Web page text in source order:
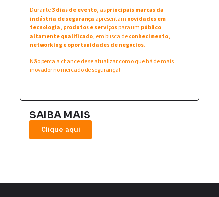
Durante3 dias de evento, asprincipais marcas da
indústria de segurança apresentam novidades em
tecnologia, produtos e serviçospara um público
altamente qualificado, em busca deconhecimento,
networking e oportunidades de negócios.
Não perca a chance de se atualizar com o que há de mais
inovador no mercado de segurança!
SAIBA MAIS
Clique aqui